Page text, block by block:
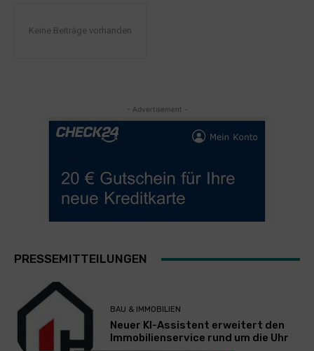
Keine Beiträge vorhanden
- Advertisement -
PRESSEMITTEILUNGEN
BAU & IMMOBILIEN
Neuer KI-Assistent erweitert den
Immobilienservice rund um die Uhr